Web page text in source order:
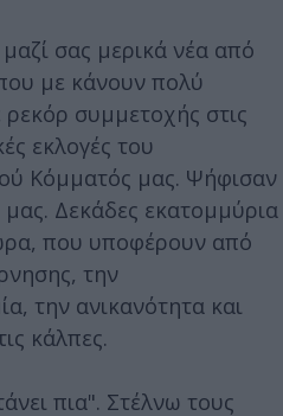
σας μερικά νέα από
με κάνουν πολύ
συμμετοχής στις
εκλογές του
Κόμματός μας. Ψήφισαν
Δεκάδες εκατομμύρια
που υποφέρουν από
την
την ανικανότητα και
κάλπες.
πια". Στέλνω τους